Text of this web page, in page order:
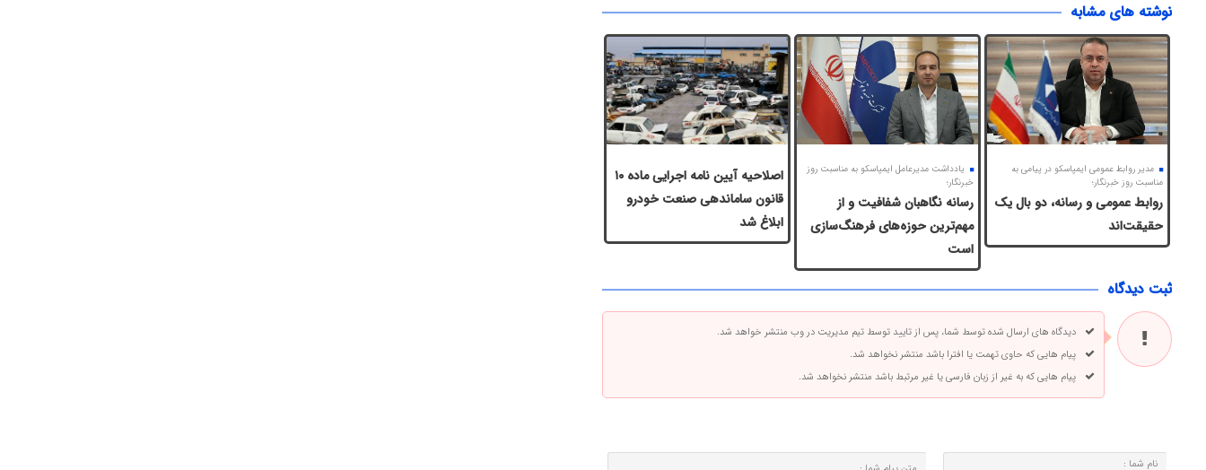
نوشته های مشابه
مدیر روابط عمومی ایمپاسکو در پیامی به
مناسبت روز خبرنگار؛
روابط عمومی و رسانه، دو بال یک
حقیقت‌اند
یادداشت مدیرعامل ایمپاسکو به مناسبت روز
خبرنگار؛
رسانه نگاهبان شفافیت و از
مهم‌ترین حوزه‌های فرهنگ‌سازی
است
اصلاحیه آیین نامه اجرایی ماده ۱۰
قانون ساماندهی صنعت خودرو
ابلاغ شد
ثبت دیدگاه
دیدگاه های ارسال شده توسط شما، پس از تایید توسط تیم مدیریت در وب منتشر خواهد شد.
پیام هایی که حاوی تهمت یا افترا باشد منتشر نخواهد شد.
پیام هایی که به غیر از زبان فارسی یا غیر مرتبط باشد منتشر نخواهد شد.